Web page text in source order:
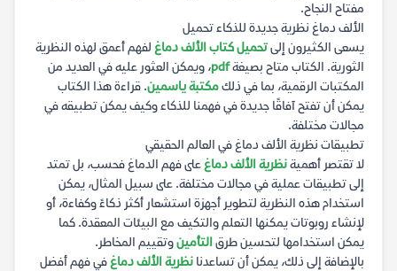
مفتاح النجاح.
الألف دماغ نظرية جديدة للذكاء تحميل
يسعى الكثيرون إلىتحميل كتاب الألف دماغ لفهم أعمق لهذه النظرية
الثورية. الكتاب متاح بصيغةpdf، ويمكن العثور عليه في العديد من
المكتبات الرقمية، بما في ذلكمكتبة ياسمين. قراءة هذا الكتاب
يمكن أن تفتح آفاقًا جديدة في فهمنا للذكاء وكيف يمكن تطبيقه في
مجالات مختلفة.
تطبيقات نظرية الألف دماغ في العالم الحقيقي
لا تقتصر أهميةنظرية الألف دماغعلى فهم الدماغ فحسب، بل تمتد
إلى تطبيقات عملية في مجالات مختلفة. على سبيل المثال، يمكن
استخدام هذه النظرية لتطوير أجهزة استشعار أكثر ذكاءً وكفاءة، أو
لإنشاء روبوتات يمكنها التعلم والتكيف مع البيئات المعقدة. كما
يمكن استخدامها لتحسين طرقالتأمينوتقييم المخاطر.
بالإضافة إلى ذلك، يمكن أن تساعدنا نظرية الألف دماغفي فهم أفضل